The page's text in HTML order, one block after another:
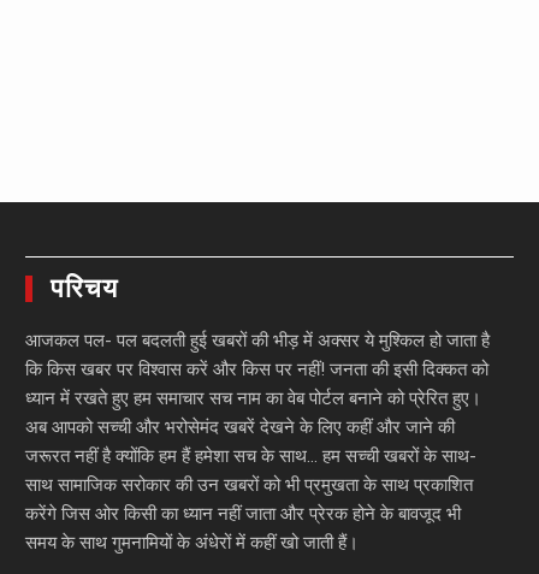
परिचय
आजकल पल- पल बदलती हुई खबरों की भीड़ में अक्सर ये मुश्किल हो जाता है
कि किस खबर पर विश्वास करें और किस पर नहीं! जनता की इसी दिक्कत को
ध्यान में रखते हुए हम समाचार सच नाम का वेब पोर्टल बनाने को प्रेरित हुए।
अब आपको सच्ची और भरोसेमंद खबरें देखने के लिए कहीं और जाने की
जरूरत नहीं है क्योंकि हम हैं हमेशा सच के साथ… हम सच्ची खबरों के साथ-
साथ सामाजिक सरोकार की उन खबरों को भी प्रमुखता के साथ प्रकाशित
करेंगे जिस ओर किसी का ध्यान नहीं जाता और प्रेरक होने के बावजूद भी
समय के साथ गुमनामियों के अंधेरों में कहीं खो जाती हैं।